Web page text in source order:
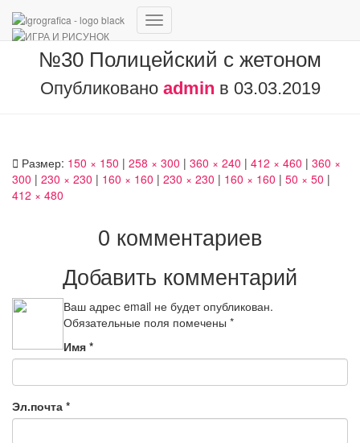
Переключить
навигацию
№30 Полицейский с жетоном
Опубликовано admin в 03.03.2019
Размер: 150 × 150 | 258 × 300 | 360 × 240 | 412 × 460 | 360 ×
300 | 230 × 230 | 160 × 160 | 230 × 230 | 160 × 160 | 50 × 50 |
412 × 480
0 комментариев
Добавить комментарий
Ваш адрес email не будет опубликован.
Обязательные поля помечены *
Имя *
Эл.почта *